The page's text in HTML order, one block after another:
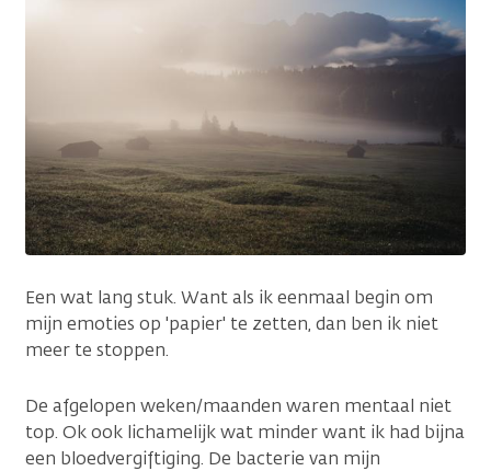
Een wat lang stuk. Want als ik eenmaal begin om
mijn emoties op 'papier' te zetten, dan ben ik niet
meer te stoppen.
De afgelopen weken/maanden waren mentaal niet
top. Ok ook lichamelijk wat minder want ik had bijna
een bloedvergiftiging. De bacterie van mijn